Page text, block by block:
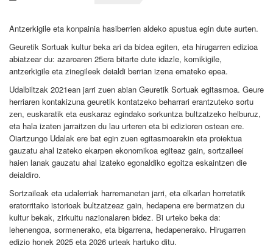
Antzerkigile eta konpainia hasiberrien aldeko apustua egin dute aurten.
Geuretik Sortuak kultur beka ari da bidea egiten, eta hirugarren edizioa
abiatzear du: azaroaren 25era bitarte dute idazle, komikigile,
antzerkigile eta zinegileek deialdi berrian izena emateko epea.
Udalbiltzak 2021ean jarri zuen abian Geuretik Sortuak egitasmoa. Geure
herriaren kontakizuna geuretik kontatzeko beharrari erantzuteko sortu
zen, euskaratik eta euskaraz egindako sorkuntza bultzatzeko helburuz,
eta hala izaten jarraitzen du lau urteren eta bi edizioren ostean ere.
Oiartzungo Udalak ere bat egin zuen egitasmoarekin eta proiektua
gauzatu ahal izateko ekarpen ekonomikoa egiteaz gain, sortzaileei
haien lanak gauzatu ahal izateko egonaldiko egoitza eskaintzen die
deialdiro.
Sortzaileak eta udalerriak harremanetan jarri, eta elkarlan horretatik
eratorritako istorioak bultzatzeaz gain, hedapena ere bermatzen du
kultur bekak, zirkuitu nazionalaren bidez. Bi urteko beka da:
lehenengoa, sormenerako, eta bigarrena, hedapenerako. Hirugarren
edizio honek 2025 eta 2026 urteak hartuko ditu.